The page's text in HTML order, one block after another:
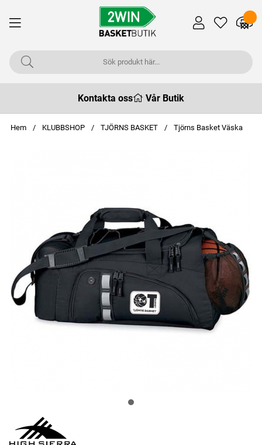
Kontakta oss Vår Butik
Hem KLUBBSHOP TJÖRNS BASKET Tjörns Basket Väska